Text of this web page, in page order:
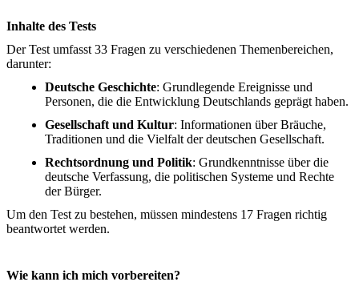
Inhalte des Tests
Der Test umfasst 33 Fragen zu verschiedenen Themenbereichen,
darunter:
Deutsche Geschichte: Grundlegende Ereignisse und
Personen, die die Entwicklung Deutschlands geprägt haben.
Gesellschaft und Kultur: Informationen über Bräuche,
Traditionen und die Vielfalt der deutschen Gesellschaft.
Rechtsordnung und Politik: Grundkenntnisse über die
deutsche Verfassung, die politischen Systeme und Rechte
der Bürger.
Um den Test zu bestehen, müssen mindestens 17 Fragen richtig
beantwortet werden.
Wie kann ich mich vorbereiten?